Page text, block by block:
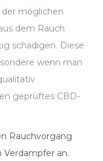
der möglichen
dem Rauch
schädigen. Diese
wenn man
geprüftes CBD-
Rauchvorgang
an.